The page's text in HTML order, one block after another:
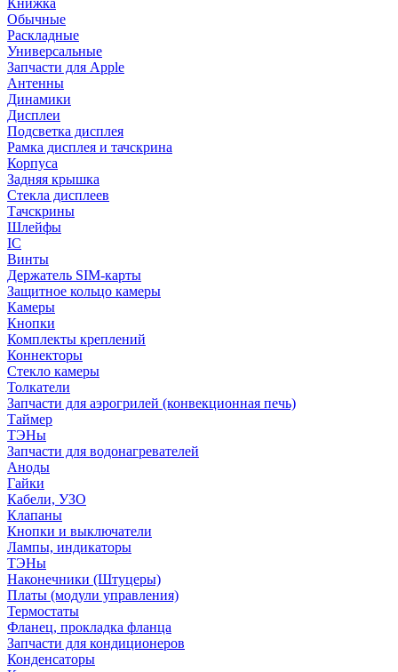
Книжка
Обычные
Раскладные
Универсальные
Запчасти для Apple
Антенны
Динамики
Дисплеи
Подсветка дисплея
Рамка дисплея и тачскрина
Корпуса
Задняя крышка
Стекла дисплеев
Тачскрины
Шлейфы
IC
Винты
Держатель SIM-карты
Защитное кольцо камеры
Камеры
Кнопки
Комплекты креплений
Коннекторы
Стекло камеры
Толкатели
Запчасти для аэрогрилей (конвекционная печь)
Таймер
ТЭНы
Запчасти для водонагревателей
Аноды
Гайки
Кабели, УЗО
Клапаны
Кнопки и выключатели
Лампы, индикаторы
ТЭНы
Наконечники (Штуцеры)
Платы (модули управления)
Термостаты
Фланец, прокладка фланца
Запчасти для кондиционеров
Конденсаторы